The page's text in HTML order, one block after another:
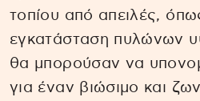
τοπίου από απειλές,
εγκατάσταση πυλώνων
θα μπορούσαν να
για έναν βιώσιμο και